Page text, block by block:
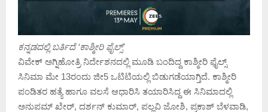
ಕನ್ನಡದಲ್ಲಿ ಬರ್ತಿದೆ ‘ಕಾಶ್ಮೀರಿ ಫೈಲ್ಸ್’
ವಿವೇಕ್ ಅಗ್ನಿಹೋತ್ರಿ ನಿರ್ದೇಶನದಲ್ಲಿ ಮೂಡಿ ಬಂದಿದ್ದ ಕಾಶ್ಮೀರಿ ಫೈಲ್ಸ್
ಸಿನಿಮಾ ಮೇ 13ರಂದು ಜೀ5 ಒಟಿಟಿಯಲ್ಲಿ ಬಿಡುಗಡೆಯಾಗ್ತಿದೆ. ಕಾಶ್ಮೀರಿ
ಪಂಡಿತರ ಹತ್ಯೆ ಹಾಗೂ ವಲಸೆ ಆಧಾರಿಸಿ ತಯಾರಿಸಿದ್ದ ಈ ಸಿನಿಮಾದಲ್ಲಿ
ಅನುಪಮ್ ಖೇರ್, ದರ್ಶನ್ ಕುಮಾರ್, ಪಲ್ಲವಿ ಜೋಶಿ, ಪ್ರಕಾಶ್ ಬೆಳವಾಡಿ,